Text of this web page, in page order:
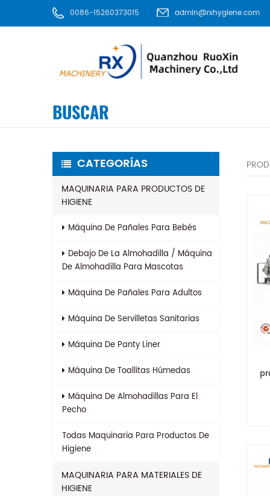
0086-15260373015 admin@rxhygiene.com
BUSCAR
CATEGORÍAS
MAQUINARIA PARA PRODUCTOS DE
HIGIENE
Máquina De Pañales Para Bebés
Debajo De La Almohadilla / Máquina
De Almohadilla Para Mascotas
Máquina De Pañales Para Adultos
Máquina De Servilletas Sanitarias
Máquina De Panty Liner
Máquina De Toallitas Húmedas
Máquina De Almohadillas Para El
Pecho
Todas Maquinaria Para Productos De
Higiene
MAQUINARIA PARA MATERIALES DE
HIGIENE